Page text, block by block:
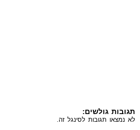
תגובות גולשים:
לא נמצאו תגובות לסינגל זה.